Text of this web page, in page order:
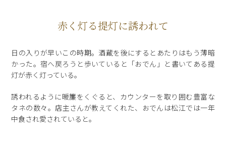
赤く灯る提灯に誘われて
日の入りが早いこの時期。酒蔵を後にするとあたりはもう薄暗
かった。宿へ戻ろうと歩いていると「おでん」と書いてある提
灯が赤く灯っている。
誘われるように暖簾をくぐると、カウンターを取り囲む豊富な
タネの数々。店主さんが教えてくれた、おでんは松江では一年
中食され愛されていると。